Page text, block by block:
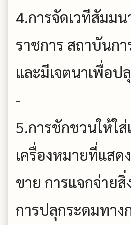
4.การจัดเวทีสัมม
ราชการ สถาบันก
และมีเจตนาเพื่อป
-
5.การชักชวนให้ใ
เครื่องหมายที่แส
ขาย การแจกจ่าย
การปลุกระดมทาง